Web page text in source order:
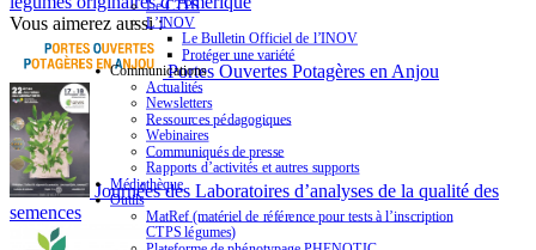
Vous aimerez aussi :
Portes Ouvertes Potagères en Anjou
Journées des Laboratoires d’analyses de la qualité des
semences
Le CTPS
L’INOV
Le Bulletin Officiel de l’INOV
Protéger une variété
Communications
Actualités
Newsletters
Ressources pédagogiques
Webinaires
Communiqués de presse
Rapports d’activités et autres supports
Médiathèque
Outils
MatRef (matériel de référence pour tests à l’inscription
CTPS légumes)